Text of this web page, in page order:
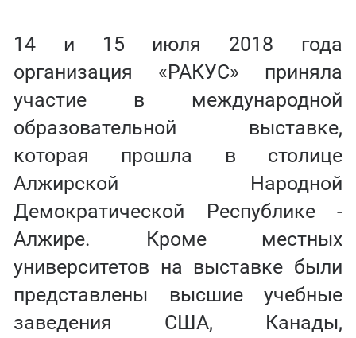
14 и 15 июля 2018 года
организация «РАКУС» приняла
участие в международной
образовательной выставке,
которая прошла в столице
Алжирской Народной
Демократической Республике -
Алжире. Кроме местных
университетов на выставке были
представлены высшие учебные
заведения США, Канады,